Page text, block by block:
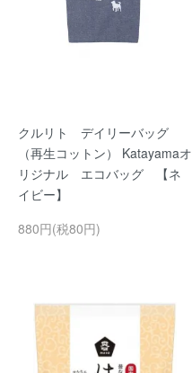
クルリト デイリーバッグ
（再生コットン） Katayamaオ
リジナル エコバッグ 【ネ
イビー】
880円(税80円)